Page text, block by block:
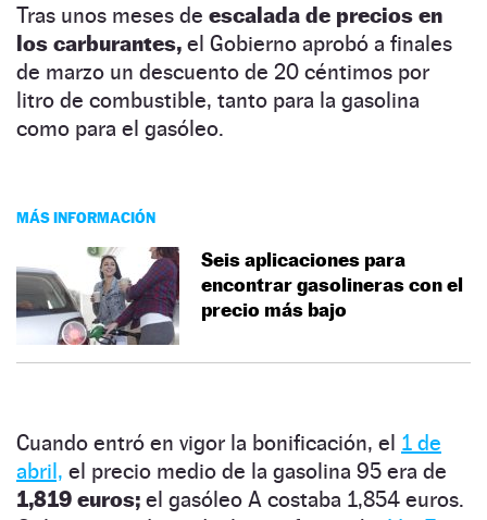
Tras unos meses de escalada de precios en
los carburantes, el Gobierno aprobó a finales
de marzo un descuento de 20 céntimos por
litro de combustible, tanto para la gasolina
como para el gasóleo.
MÁS INFORMACIÓN
Seis aplicaciones para
encontrar gasolineras con el
precio más bajo
Cuando entró en vigor la bonificación, el 1 de
abril, el precio medio de la gasolina 95 era de
1,819 euros; el gasóleo A costaba 1,854 euros.